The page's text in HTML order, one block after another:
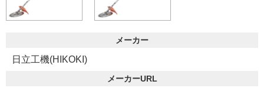
メーカー
日立工機(HIKOKI)
メーカーURL